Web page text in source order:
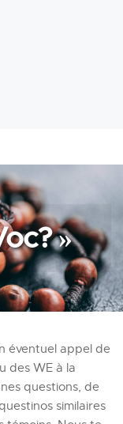
»
éventuel appel de
des WE à la
questions, de
similaires